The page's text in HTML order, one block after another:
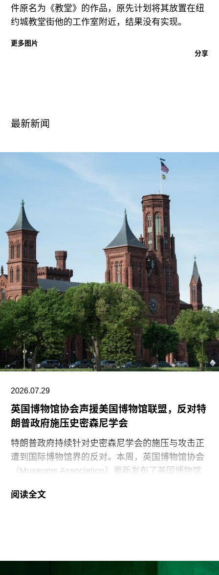
联系我们
件原名为《教堂》的作品，原先计划将其放置在纽
约城教堂街他的工作室附近，结果没有实现。
更多图片
分享
最新新闻
2026.07.29
英国博物馆协会声援美国博物馆联盟，反对特
朗普政府施压史密森尼学会
特朗普政府持续针对史密森尼学会的施压与攻击正
遭到国际博物馆界的反对。本周，英国博物馆协会
（Museums Association）重新发布了美国博物馆
月20日发表的一份声明，强烈谴责针对美国“国家
正博物馆所呈现的不准确信息”。7月4日，特朗普
阅读全文